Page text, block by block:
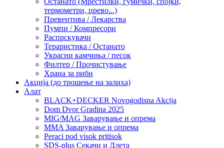
термометри, црево...)
Превентива / Лекарства
Пумпи / Компресори
Распрскувачи
Тераристика / Останато
Украсни камчиња / песок
Филтер / Прочистување
Храна за риби
Акција (до трошење на залиха)
Алат
BLACK+DECKER Novogodisna Akcija
Dom Dvor Gradina 2025
MIG/MAG Заварување и опрема
MMA Заварување и опрема
Peraci pod visok pritisok
SDS-plus Секачи и Длета